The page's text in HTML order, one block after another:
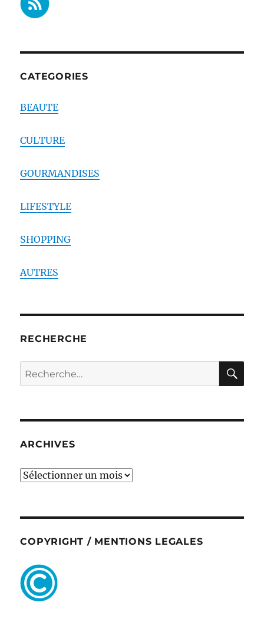
CATEGORIES
BEAUTE
CULTURE
GOURMANDISES
LIFESTYLE
SHOPPING
AUTRES
RECHERCHE
Recherche
pour :
ARCHIVES
ARCHIVES
COPYRIGHT / MENTIONS LEGALES